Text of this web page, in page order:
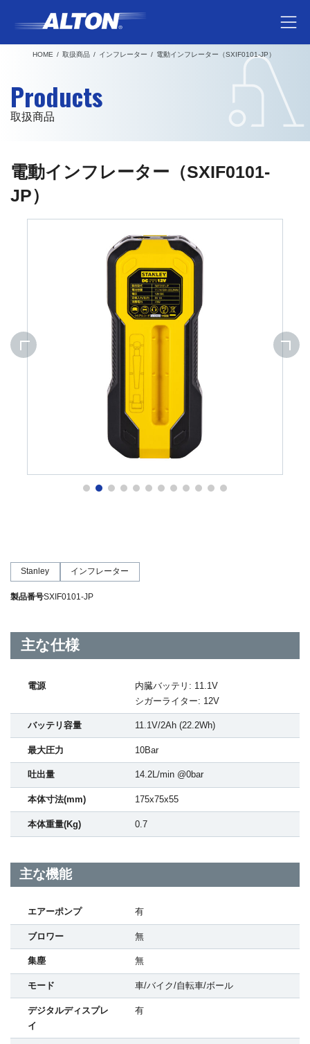
テ
ゲ
HOME 取扱商品 インフレーター 電動インフレーター（SXIF0101-JP）
Products
取扱商品
電動インフレーター（SXIF0101-
JP）
Stanley インフレーター
製品番号SXIF0101-JP
主な仕様
電源
内臓バッテリ: 11.1V
シガーライター: 12V
バッテリ容量 11.1V/2Ah (22.2Wh)
最大圧力 10Bar
吐出量 14.2L/min @0bar
本体寸法(mm) 175x75x55
本体重量(Kg) 0.7
主な機能
エアーポンプ 有
ブロワー 無
集塵 無
モード 車/バイク/自転車/ボール
デジタルディスプレ
イ
有